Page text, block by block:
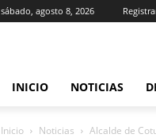
sábado, agosto 8, 2026
INICIO NOTICIAS
Inicio Noticias Alcalde de